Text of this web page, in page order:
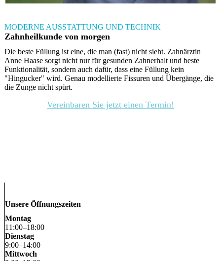
MODERNE AUSSTATTUNG UND TECHNIK
Zahnheilkunde von morgen
Die beste Füllung ist eine, die man (fast) nicht sieht. Zahnärztin
Anne Haase sorgt nicht nur für gesunden Zahnerhalt und beste
Funktionalität, sondern auch dafür, dass eine Füllung kein
"Hingucker" wird. Genau modellierte Fissuren und Übergänge, die
die Zunge nicht spürt.
Vereinbaren Sie jetzt einen Termin!
Unsere Öffnungszeiten
Montag
11 :00–18:00
Dienstag
9:00–14:00
Mittwoch